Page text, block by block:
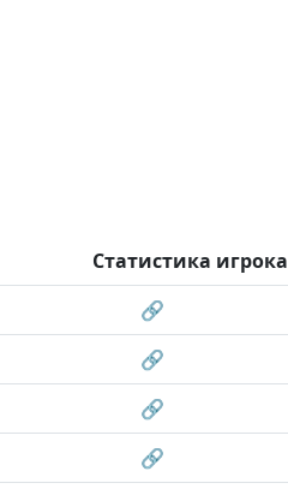
Статистика игрока
🔗
🔗
🔗
🔗